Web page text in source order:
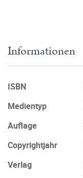
Informationen
ISBN
Medientyp
Auflage
Copyrightjahr
Verlag